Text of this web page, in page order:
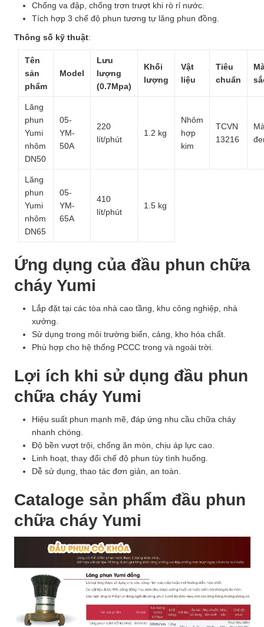
Chống va đập, chống trơn trượt khi rò rỉ nước.
Tích hợp 3 chế độ phun tương tự lăng phun đồng.
Thông số kỹ thuật:
Tên
sản
phẩm
Model
Lưu
lượng
(0.7Mpa)
Khối
lượng
Vật
liệu
Tiêu
chuẩn
Lăng
phun
Yumi
nhôm
DN50
05-
YM-
50A
220
lít/phút
1.2 kg
Nhôm
hợp
kim
TCVN
13216
Lăng
phun
Yumi
nhôm
DN65
05-
YM-
65A
410
lít/phút
1.5 kg
Ứng dụng của đầu phun chữa
cháy Yumi
Lắp đặt tại các tòa nhà cao tầng, khu công nghiệp, nhà
xưởng.
Sử dụng trong môi trường biển, cảng, kho hóa chất.
Phù hợp cho hệ thống PCCC trong và ngoài trời.
Lợi ích khi sử dụng đầu phun
chữa cháy Yumi
Hiệu suất phun mạnh mẽ, đáp ứng nhu cầu chữa cháy
nhanh chóng.
Độ bền vượt trội, chống ăn mòn, chịu áp lực cao.
Linh hoạt, thay đổi chế độ phun tùy tình huống.
Dễ sử dụng, thao tác đơn giản, an toàn.
Cataloge sản phẩm đầu phun
chữa cháy Yumi